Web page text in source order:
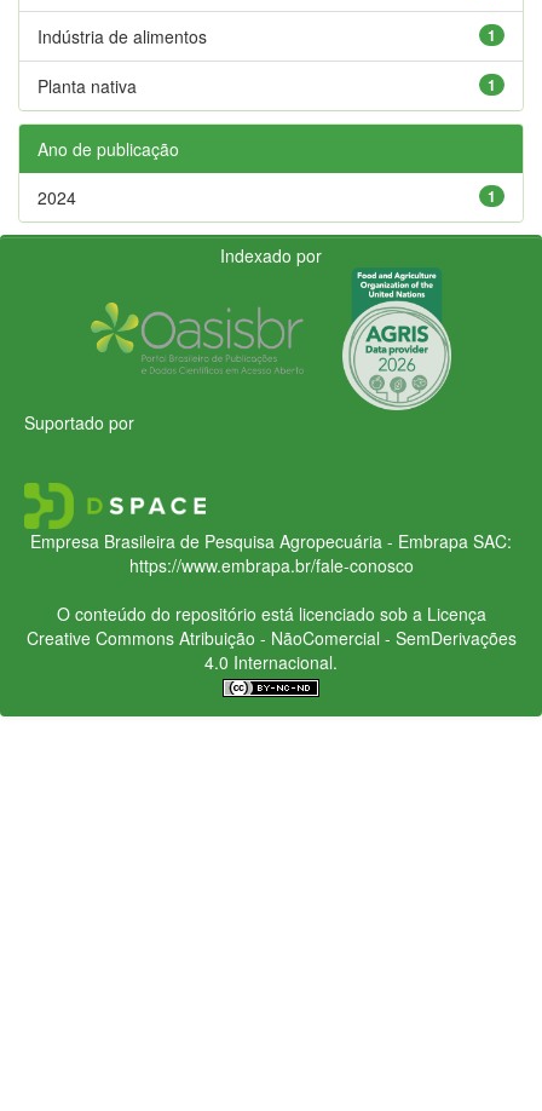
1
Indústria de alimentos
1
Planta nativa
Ano de publicação
1
2024
Indexado por
Suportado por
Empresa Brasileira de Pesquisa Agropecuária - Embrapa SAC:
https://www.embrapa.br/fale-conosco
O conteúdo do repositório está licenciado sob a Licença
Creative CommonsAtribuição - NãoComercial - SemDerivações
4.0 Internacional.